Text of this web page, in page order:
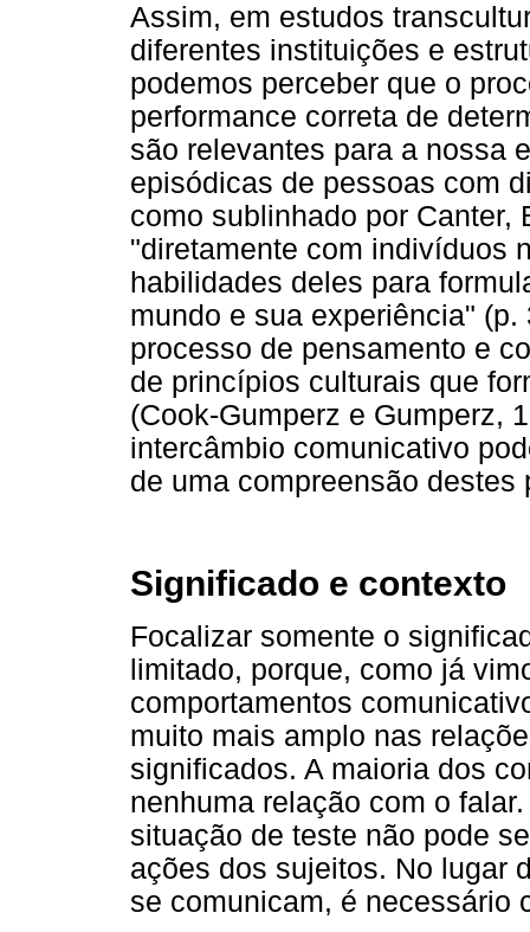
Assim, em estudos
diferentes instituições e
podemos perceber que o
performance correta de
são relevantes para a nossa
episódicas de pessoas com
como sublinhado por Canter,
"diretamente com indivíduos
habilidades deles para
mundo e sua experiência"
processo de pensamento e
de princípios culturais que
(Cook-Gumperz e Gumperz,
intercâmbio comunicativo
de uma compreensão
Significado e contexto
Focalizar somente o
limitado, porque, como já
comportamentos
muito mais amplo nas
significados. A maioria dos
nenhuma relação com o
situação de teste não pode
ações dos sujeitos. No lugar
se comunicam, é necessário